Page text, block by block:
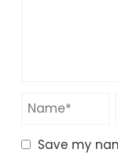
Save my